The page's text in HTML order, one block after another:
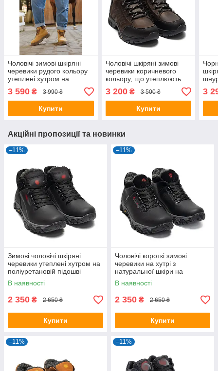
Чоловічі зимові шкіряні
черевики рудого кольору
утеплені хутром на
3 590 ₴ 3 990 ₴
Купити
Чоловічі шкіряні зимові
черевики коричневого
кольору, що утеплюють
хутром на товстій підошві
3 200₴ 3 500 ₴
Купити
3
Акційні пропозиції та новинки
–11%
Зимові чоловічі шкіряні
черевики утеплені хутром на
поліуретановій підошві
В наявності
2 350 ₴ 2 650 ₴
Купити
–11%
Чоловічі короткі зимові
черевики на хутрі з
натуральної шкіри на
шнурівці
В наявності
2 350 ₴ 2 650 ₴
Купити
–11% –11%